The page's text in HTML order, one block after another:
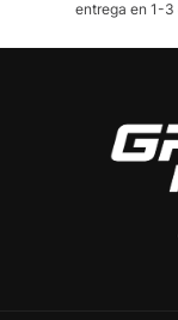
entrega en 1-3